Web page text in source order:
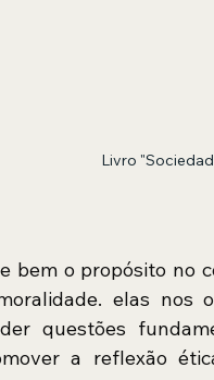
Livro
bem o propósito no
elas nos
questões
a reflexão